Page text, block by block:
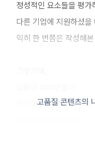
정성적인 요소들을 평가
다른 기업에 지원하셨을
익히 한 번쯤은 작성해
작성하는데 많은 고난
고품질 콘텐츠의